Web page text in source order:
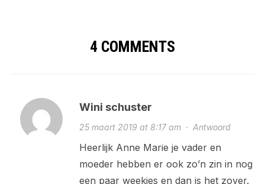
4 COMMENTS
Wini schuster
25 maart 2019 at 8:17 am· Antwoord
Heerlijk Anne Marie je vader en
moeder hebben er ook zo’n zin in nog
een paar weekjes en dan is het zover.